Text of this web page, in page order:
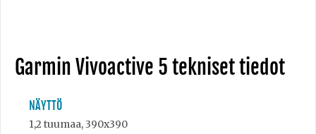
Garmin Vivoactive 5 tekniset tiedot
NÄYTTÖ
1,2 tuumaa, 390x390